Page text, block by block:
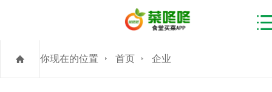
你现在的位置 首页 企业